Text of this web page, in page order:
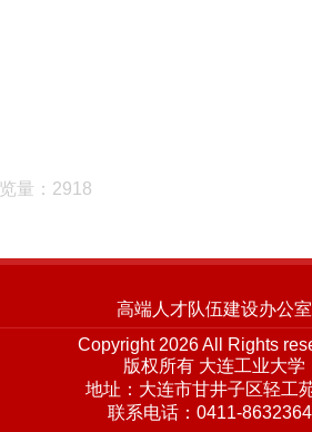
量：2918
高端人才队伍建设办公室
Copyright 2026 All Rights
版权所有 大连工业大学
地址：大连市甘井子区轻工
联系电话：0411-